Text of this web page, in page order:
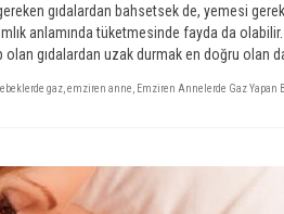
gıdalardan bahsetsek de, yemesi
anlamında tüketmesinde fayda da
gıdalardan uzak durmak en doğru olan
gaz emziren anne Emziren Annelerde Gaz Yapan